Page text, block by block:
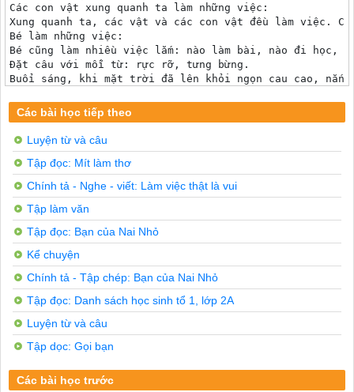
Các con vật xung quanh ta làm những việc:
Xung quanh ta, các vật và các con vật đều làm việc.
Bé làm những việc:
Bé cũng làm nhiều việc lắm: nào làm bài, nào đi học,
Đặt câu với mỗi từ: rực rỡ, tưng bừng.
Buổi sáng, khi mặt trời đã lên khỏi ngọn cau cao,
Các bài học tiếp theo
Luyện từ và câu
Tập đọc: Mít làm thơ
Chính tả - Nghe - viết: Làm việc thật là vui
Tập làm văn
Tập đọc: Bạn của Nai Nhỏ
Kể chuyện
Chính tả - Tập chép: Bạn của Nai Nhỏ
Tập đọc: Danh sách học sinh tổ 1, lớp 2A
Luyện từ và câu
Tập dọc: Gọi bạn
Các bài học trước